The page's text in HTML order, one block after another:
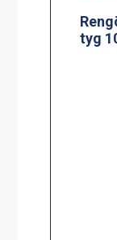
tyg